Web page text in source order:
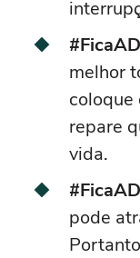
melhor
coloque
repare
vida.
pode